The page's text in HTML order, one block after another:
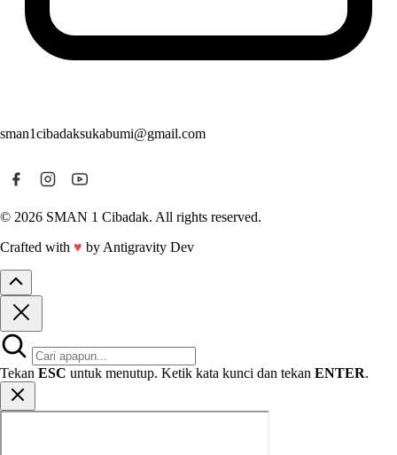
sman1cibadaksukabumi@gmail.com
© 2026 SMAN 1 Cibadak. All rights reserved.
Crafted with ♥ by Antigravity Dev
Tekan ESC untuk menutup. Ketik kata kunci dan tekan ENTER.